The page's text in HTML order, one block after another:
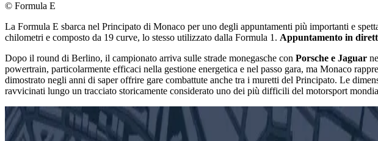
© Formula E
La Formula E sbarca nel Principato di Monaco per uno degli appuntamenti più importanti e
chilometri e composto da 19 curve, lo stesso utilizzato dalla Formula 1. Appuntamento in
Dopo il round di Berlino, il campionato arriva sulle strade monegasche con Porsche e Jaguar
powertrain, particolarmente efficaci nella gestione energetica e nel passo gara, ma Monaco
dimostrato negli anni di saper offrire gare combattute anche tra i muretti del Principato. Le
ravvicinati lungo un tracciato storicamente considerato uno dei più difficili del motorsport